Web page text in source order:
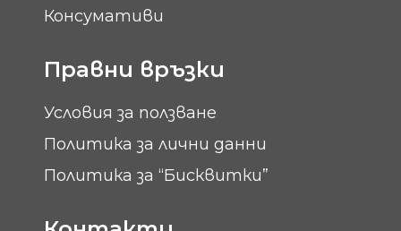
Консумативи
Правни връзки
Условия за ползване
Политика за лични данни
Политика за “Бисквитки”